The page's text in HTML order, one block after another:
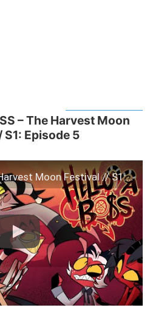
– The Harvest Moon
S1: Episode 5
HELLUVA BOSS – The Harvest Moon Festival // S1: Episode 5